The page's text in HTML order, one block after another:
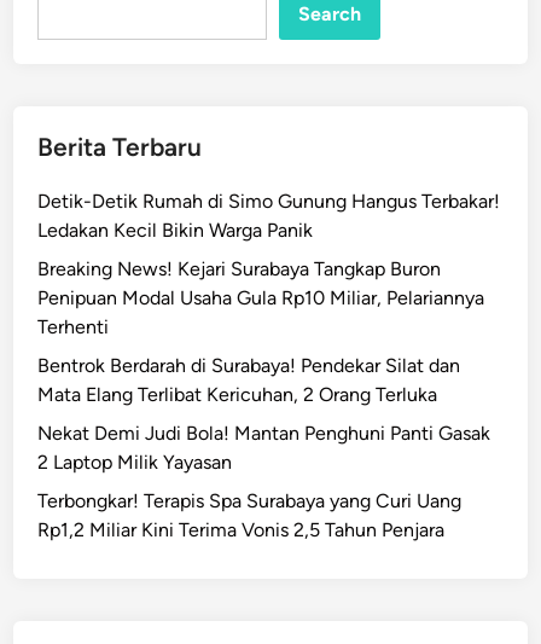
Search
Berita Terbaru
Detik-Detik Rumah di Simo Gunung Hangus Terbakar!
Ledakan Kecil Bikin Warga Panik
Breaking News! Kejari Surabaya Tangkap Buron
Penipuan Modal Usaha Gula Rp10 Miliar, Pelariannya
Terhenti
Bentrok Berdarah di Surabaya! Pendekar Silat dan
Mata Elang Terlibat Kericuhan, 2 Orang Terluka
Nekat Demi Judi Bola! Mantan Penghuni Panti Gasak
2 Laptop Milik Yayasan
Terbongkar! Terapis Spa Surabaya yang Curi Uang
Rp1,2 Miliar Kini Terima Vonis 2,5 Tahun Penjara